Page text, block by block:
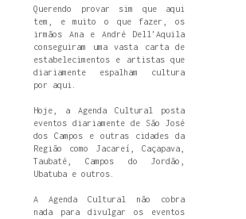
Querendo provar sim que aqui
tem, e muito o que fazer, os
irmãos Ana e André Dell'Aquila
conseguiram uma vasta carta de
estabelecimentos e artistas que
diariamente espalham cultura
por aqui.
Hoje, a Agenda Cultural posta
eventos diariamente de São José
dos Campos e outras cidades da
Região como Jacareí, Caçapava,
Taubaté, Campos do Jordão,
Ubatuba e outros.
A Agenda Cultural não cobra
nada para divulgar os eventos